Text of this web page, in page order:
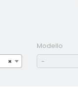
×
Modello
-